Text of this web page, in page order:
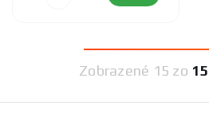
Zobrazené 15 zo 15